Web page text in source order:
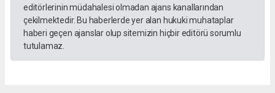
editörlerinin müdahalesi olmadan ajans kanallarından
çekilmektedir. Bu haberlerde yer alan hukuki muhataplar
haberi geçen ajanslar olup sitemizin hiçbir editörü sorumlu
tutulamaz.